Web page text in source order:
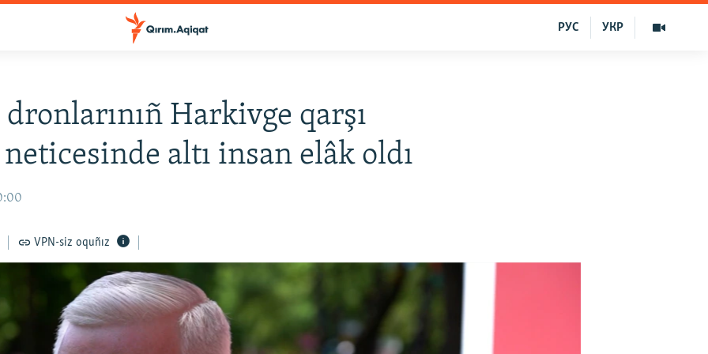
УКР
РУС
dronlarınıñ Harkivge qarşı
altı insan elâk oldı
VPN-siz oquñız